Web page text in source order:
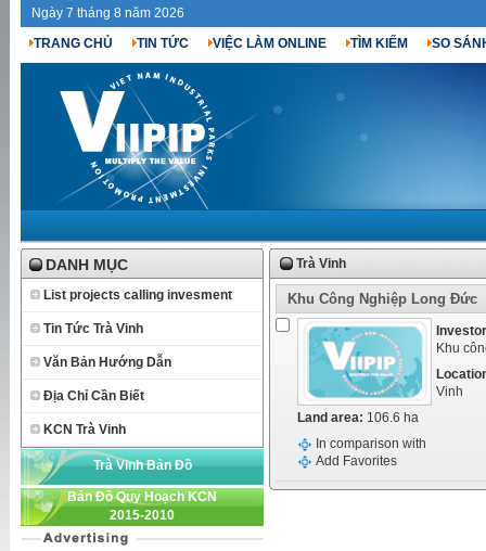
Ngày 7 tháng 8 năm 2026
TRANG CHỦ
TIN TỨC VIỆC LÀM ONLINE TÌM KIẾM SO
DANH MỤC
List projects calling invesment
Tin Tức Trà Vinh
Văn Bản Hướng Dẫn
Địa Chỉ Cần Biết
KCN Trà Vinh
Trà Vinh Bản Đồ
Bản Đồ Quy Hoạch KCN
2015-2010
Trà Vinh
Khu Công Nghiệp Long Đức
Khu
Vinh
Land area: 106.6 ha
In comparison with
Add Favorites